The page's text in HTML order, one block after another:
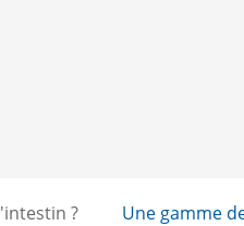
? Une gamme